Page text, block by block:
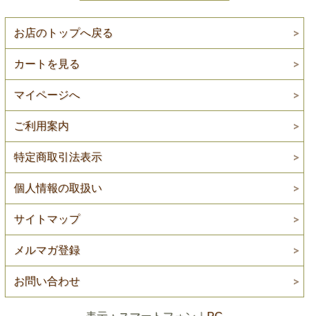
お店のトップへ戻る
カートを見る
マイページへ
ご利用案内
特定商取引法表示
個人情報の取扱い
サイトマップ
メルマガ登録
お問い合わせ